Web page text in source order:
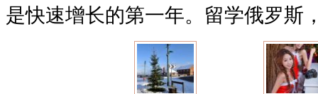
是快速增长的第一年。留学俄罗斯